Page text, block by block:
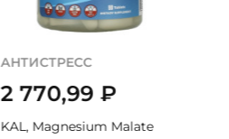
АНТИСТРЕСС
2 770,99₽
KAL, Magnesium Malate